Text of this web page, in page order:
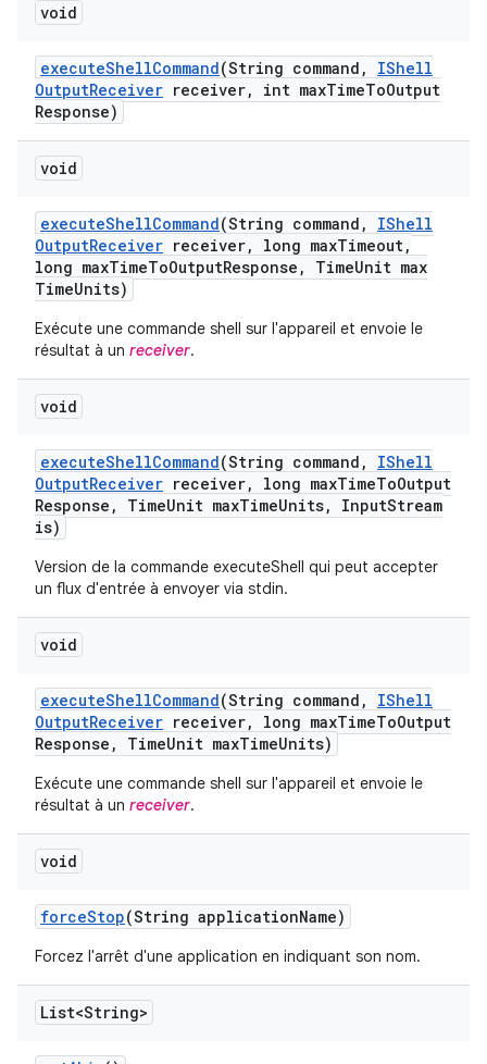
void
executeShellCommand(String command ,
IShell
OutputReceiver receiver, int maxTimeToOutput
Response)
void
executeShellCommand(String command ,
IShell
OutputReceiver receiver, long maxTimeout,
long maxTimeToOutputResponse , TimeUnit max
TimeUnits)
Exécute une commande shell sur l'appareil et envoie le
résultat à un receiver.
void
executeShellCommand(String command ,
IShell
OutputReceiver receiver, long maxTimeToOutput
Response , TimeUnit maxTimeUnits, InputStream
is)
Version de la commande executeShell qui peut accepter
un flux d'entrée à envoyer via stdin.
void
executeShellCommand(String command ,
IShell
OutputReceiver receiver, long maxTimeToOutput
Response , TimeUnit maxTimeUnits)
Exécute une commande shell sur l'appareil et envoie le
résultat à un receiver.
void
forceStop(String applicationName)
Forcez l'arrêt d'une application en indiquant son nom.
List<String>